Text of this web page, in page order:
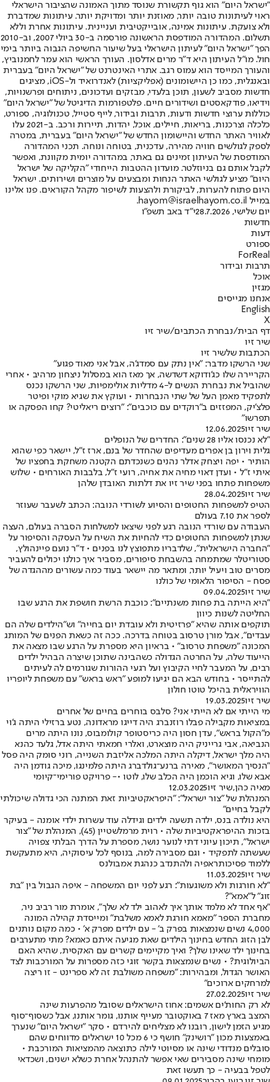
"ישראל היום" הוא גוף תקשורת שנוסד מתוך האמונה שהציבור הישראלי
ראוי לעיתונות טובה יותר, מאוזנת יותר ומדויקת יותר. עיתונות שמדברת
ולא צועקת. עיתונות אמינה, אובייקטיבית ועניינית. עיתונות אחרת וללא
תשלום. המהדורה המודפסת הראשונה פורסמה ב-30 ביולי 2007, וב-2010
הפך "ישראל היום" לעיתון הישראלי בעל שיעור החשיפה הגבוה ביותר בימי
חול. מו"ל העיתון היא ד"ר מרים אדלסון. העורך הראשי הוא עמר לחמנוביץ,
והעורך המייסד הוא עמוס רגב. אתרי האינטרנט של "ישראל היום" בעברית
ובאנגלית, כמו כן היישומונים (אפליקציות) לאנדרואיד ול-iOS, מציגים
חדשות מסביב לשעון, תוכן בלעדי, מבזקים ועדכונים, ניתוחים ופרשנויות,
וידיאו, פודקאסטים ושידורים חיים. פלטפורמות הדיגיטל של "ישראל היום"
כוללות ערוצי חדשות ודעות, תרבות ובידור, לייף סטייל, טכנולוגיה, ספורט,
כלכלה וצרכנות, בריאות, חיילים, אוכל, יהדות, תיירות ורכב. ב-2021 עלו
לאוויר האתר החדש והיישומון החדש של "ישראל היום" בעברית, במטרה
לספק לגולשים חוויה מהירה, עדכנית, בטוחה ונוחה. תכני המהדורה
המודפסת של העיתון זמינים גם באתר, במהדורה יומית מקוונת, ואפשר
לקבל אותם גם בניוזלטר. מועדון ההטבות הייחודי "הקליקה של ישראל
היום" מציע לגולשי האתר הנחות ומבצעים על מוצרים ושירותים. ישראל
היום פתוח להערות, לביקורת ולהצעות לשיפור מקהל הקוראים. פנו אלינו
במייל hayom@israelhayom.co.il.
יום שלישי, 28.7.2026
י"ד באב תשפ"ו
חדשות
דעות
ספורט
ForReal
תרבות ובידור
אוכל
מגזין
אנחנו מגייסים
English
X
דף הבית/נבחרת הכתבים/שיר זיו
שיר זיו
הכתבות שלשיר זיו
שני הרשקו מדבר: "אין נתק עם סמדג'ה, אבל אני מאוד פגוע"
הקריירה שלו כג'ודוקא דשדשה, אך מאז הוא במסלול ניצחון מרהיב • אחרי
שהוביל את נבחרת הנשים ל-4 מדליות אולימפיות, שני הרשקו נכנס
לתפקיד מאמן העל של שתי הנבחרות • ועוקץ את שגיא מוקי ופיטר
פלצ'יק, המפזזים ב"רוקדים עם כוכבים": "רוצים ריאליטי? קחו הפסקה או
תפרשו"
שיר זיו12.06.2025
"לא נכנסו אליו 28 שנים": החדרים של הנופלים
גלית וירון בן אפרים מעדיפים שהחדר של בנם, ארז ז"ל, יישאר כפי שהוא
הותיר • יפה ויצחק אדלר נהנים כשנכדתם הקטנה משחקת בחפציו של
איתי ז"ל • ועדן דאוי מחיה את אחיה, רועי ז"ל, בלבבות האורחים • שלוש
משפחות פתחו בפני שיר זיו את דלתות האובדן שלהן
שיר זיו28.04.2025
הטיפ למשפחות החטופים והסיוע לשורדי הנובה: הכתב לשעבר שעוזר
לספר את 7.10 בעולם
העבודה עם שורדי הנובה רגע לפני שיצאו למשלחות הסברה בעולם, העצה
שנתן למשפחות החטופים כדי להחיות את השיח על העסקה והסיפור על
"החברה הישראלית", שלדבריו מתפוצץ לנו בפנים • ד"ר נועם פיינהולץ,
סטוריטלר שמתמחה בהשבחת סיפורים, מסביר איך כולנו יכולים להעביר
מסרים טוב ויעיל יותר, ומתאר מה יישאר בעוד כמה עשורים מההגדה של
פסח - הסיפור הלאומי של כולנו
שיר זיו09.04.2025
"היא הייתה בת פחות משנתיים": כוכבת הרשת חושפת את הרגע שבו
החליטה לשנות כיוון
תוקפים אותה שהיא "פרזיטית ולא עובדת יום בחייה" וש"הילדים שלה הם
עבדים", אבל מורן טרסוב בטוחה בדרכה. ככה זה כשאת הפנים של המותג
המכונה "משפחת טרסוב" • בראיון היא מספרת על הרגע שבו מצאה את
הייעוד שלה, על החרטה הגדולה כשהבינה שתוכן שיצרה הבהיל ילדים
רבים, על המעבר לחיי הקיבוץ ועל רגעי ההורות שגורמים לה לעיתים
להתייסר • בחודש הבא הם יגיעו למופע "ראש בראש" עם משפחת ליופריו
הוויראלית בהיכל טוטו חולון
שיר זיו19.03.2025
מי הייתי אם לא הייתי אני? סלבס בוחרים בחיים של אחרים
במציאות מקבילה פבלו רוזנברג היה דייגו מראדונה, נטע ברזילי היתה ג'וי
מ"הקול בראש", עדן חסון היה כריסטופר קולומבוס, נונו היתה מרים
הנביאה, אבי גרייניק היה מוצארט, ואלרי חמאתי היתה אדל, גלעד כהנא
היה מלך ישראל, דיקלה היתה המלכה אליזבת השנייה, רוני סומק היה פסל
"הנסיך המאושר", מאירה ברנע־גולדברג היתה פלמינגו, מיכה גודמן היה
אבא שלו, וגיא הוכמן היה הכלב שלו, לוטו •- פרויקט פורימי־קיומי
מאיה כהן,שיר זיו12.03.2025
המנהלת של "צור ישראל": "היפראקטיביות זאת המתנה הכי גדולה שיכולתי
לקבל בחיים"
היא נולדה בנס, ילדה תשעה ילדים וגידלה עוד עשרות ילדי אומנה - בעיקר
בזכות ההיפראקטיביות שלה • רוית מרמלשטיין (45), המנהלת של "צור
ישראל", תיכון עיוני דתי לנוער נושר, מספרת על הדרך הבלתי צפויה
שעשתה לתפקיד • וגם מסבירה למה, בנוסף לכל עיסוקיה, היא מתעקשת
ללמוד פסיכותראפיה ולהתנדב כנהגת אמבולנס
שיר זיו11.03.2025
"לא חורגות ולא משוגעות": רגע לפני יום המשפחה - איפה הגבול בין "בת
זוג" ל"אמא"?
"אף אחד לא מלמד אותך איך לאהוב ילד לא שלך", אומרת מור רביב ניר,
מחברת הספר "מאמא חורגת לאמא משלבת" ומייסדת קהילה המונה
4,000 נשים שנמצאות בפרק ב' - עם ילדים מפרק א' • כמה מקום נותנים
לבן הזוג החדש בחינוך הילדים שאת מגיעה איתם כאמא? מתי מתערבים
בחינוך ילד שאינו שלך? ואיך מקיימים קשרים עם האקסית, שהיא האם
הביולוגית? • נשים שנמצאות בקשר זוגי כזה מספרות על המורכבות לצד
האושר הגדול, ומבהירות: "משפחה משולבת זה לא ספרינט - זו ריצה
למרחקים ארוכים"
שיר זיו27.02.2025
לא רק החות'ים אשמים: אחוז הישראלים שסובל מהפרעות שינה
המצב בארץ מאז 7 באוקטובר מעייף אותנו, גומר אותנו, אבל כשסוף־סוף
מגיע הזמן לישון, רובנו לא מצליחים להירדם • סקר "ישראל היום" שנערך
באמצעות מכון "רושינק" חושף כי 6 מכל 10 ישראלים מדווחים שהם
סובלים מנדודי שינה או מסיוטי לילה כתוצאה מהמציאות המורכבת •
מומחי שינה מסבירים שאי אפשר להתנהל אחרת כשלא ישנים, ושכדאי
לטפל בבעיה - כך תעשו זאת